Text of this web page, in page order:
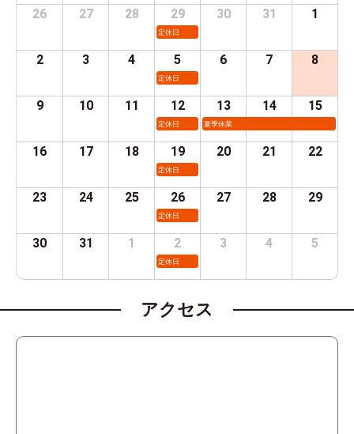
26 27 28 29
定休日
30 31 1
2 3 4 5
定休日
6 7 8
9 10 11 12
定休日
13
夏季休業
14 15
16 17 18 19
定休日
20 21 22
23 24 25 26
定休日
27 28 29
30 31 1 2
定休日
3 4 5
アクセス